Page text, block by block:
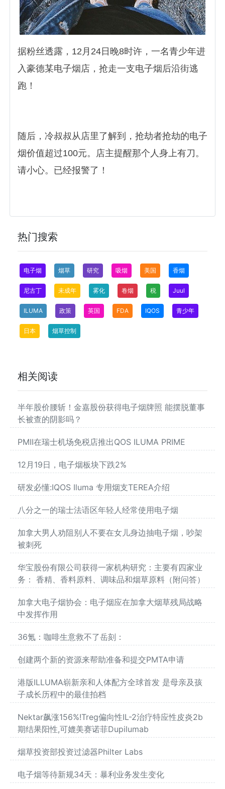
据粉丝透露，12月24日晚8时许，一名青少年进
入豪德某电子烟店，抢走一支电子烟后沿街逃
跑！
随后，冷叔叔从店里了解到，抢劫者抢劫的电子
烟价值超过100元。店主提醒那个人身上有刀。
请小心。已经报警了！
热门搜索
电子烟 烟草 研究 吸烟 美国 香烟
尼古丁 未成年 雾化 卷烟 税 Juul
ILUMA 政策 英国 FDA IQOS 青少年
日本 烟草控制
相关阅读
半年股价腰斩！金嘉股份获得电子烟牌照 能摆脱董事
长被查的阴影吗？
PMII在瑞士机场免税店推出QOS ILUMA PRIME
12月19日，电子烟板块下跌2%
研发必懂:IQOS Iluma 专用烟支TEREA介绍
八分之一的瑞士法语区年轻人经常使用电子烟
加拿大男人劝阻别人不要在女儿身边抽电子烟，吵架
被刺死
华宝股份有限公司获得一家机构研究：主要有四家业
务： 香精、香料原料、调味品和烟草原料（附问答）
加拿大电子烟协会：电子烟应在加拿大烟草残局战略
中发挥作用
36氪：咖啡生意救不了岳刻：
创建两个新的资源来帮助准备和提交PMTA申请
港版ILLUMA崭新亲和人体配方全球首发 是母亲及孩
子成长历程中的最佳拍档
Nektar飙涨156%!Treg偏向性IL-2治疗特应性皮炎2b
期结果阳性,可媲美赛诺菲Dupilumab
烟草投资部投资过滤器Philter Labs
电子烟等待新规34天：暴利业务发生变化